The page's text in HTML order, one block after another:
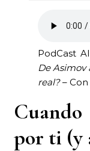
PodCast
De Asimov
real?– Con
por ti (y